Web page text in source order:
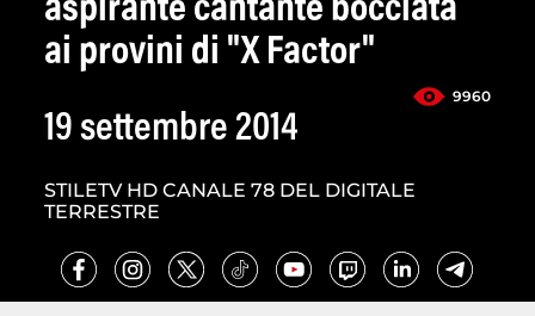
aspirante cantante bocciata
ai provini di "X Factor"
9960
19 settembre 2014
STILETV HD CANALE 78 DEL DIGITALE
TERRESTRE